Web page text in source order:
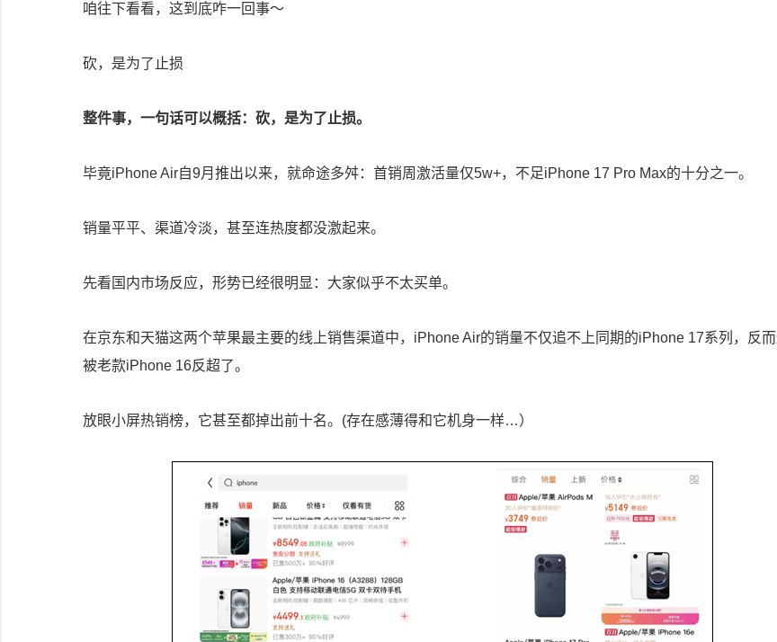
咱往下看看，这到底咋一回事～
砍，是为了止损
整件事，一句话可以概括：砍，是为了止损。
毕竟iPhone Air自9月推出以来，就命途多舛：首销周激活量仅5w+，不足iPhone 17 Pro Max的十分之一。
销量平平、渠道冷淡，甚至连热度都没激起来。
先看国内市场反应，形势已经很明显：大家似乎不太买单。
在京东和天猫这两个苹果最主要的线上销售渠道中，iPhone Air的销量不仅追不上同期的iPhone 17系列，反
被老款iPhone 16反超了。
放眼小屏热销榜，它甚至都掉出前十名。(存在感薄得和它机身一样…）